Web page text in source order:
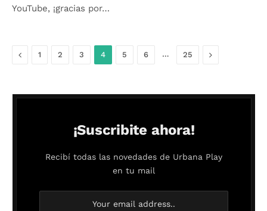
YouTube, ¡gracias por…
Anterior
1 2 3 4 5 6 … 25 Siguiente
¡Suscribite ahora!
Recibí todas las novedades de Urbana Play
en tu mail